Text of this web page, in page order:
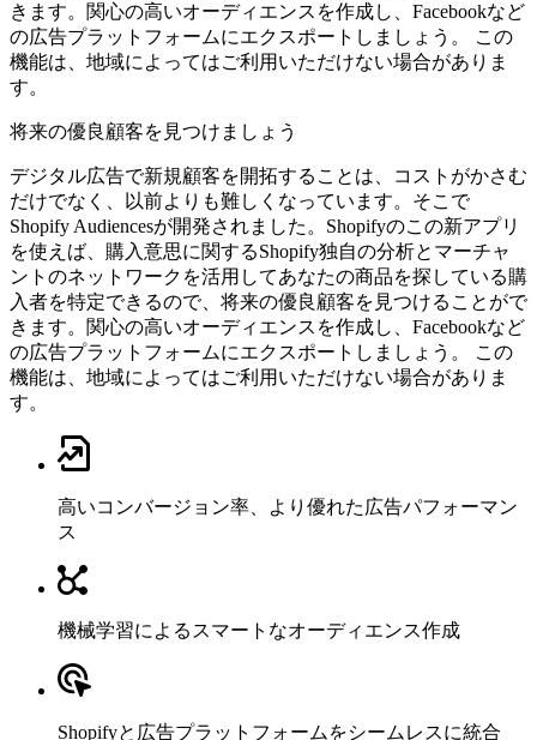
きます。関心の高いオーディエンスを作成し、Facebookなど
の広告プラットフォームにエクスポートしましょう。 この
機能は、地域によってはご利用いただけない場合がありま
す。
将来の優良顧客を見つけましょう
デジタル広告で新規顧客を開拓することは、コストがかさむ
だけでなく、以前よりも難しくなっています。そこで
Shopify Audiencesが開発されました。Shopifyのこの新アプリ
を使えば、購入意思に関するShopify独自の分析とマーチャ
ントのネットワークを活用してあなたの商品を探している購
入者を特定できるので、将来の優良顧客を見つけることがで
きます。関心の高いオーディエンスを作成し、Facebookなど
の広告プラットフォームにエクスポートしましょう。 この
機能は、地域によってはご利用いただけない場合がありま
す。
高いコンバージョン率、より優れた広告パフォーマン
ス
機械学習によるスマートなオーディエンス作成
Shopifyと広告プラットフォームをシームレスに統合